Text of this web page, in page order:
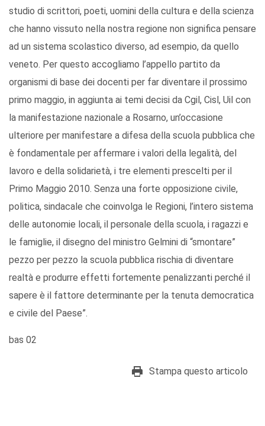
studio di scrittori, poeti, uomini della cultura e della scienza
che hanno vissuto nella nostra regione non significa pensare
ad un sistema scolastico diverso, ad esempio, da quello
veneto. Per questo accogliamo l’appello partito da
organismi di base dei docenti per far diventare il prossimo
primo maggio, in aggiunta ai temi decisi da Cgil, Cisl, Uil con
la manifestazione nazionale a Rosarno, un’occasione
ulteriore per manifestare a difesa della scuola pubblica che
è fondamentale per affermare i valori della legalità, del
lavoro e della solidarietà, i tre elementi prescelti per il
Primo Maggio 2010. Senza una forte opposizione civile,
politica, sindacale che coinvolga le Regioni, l’intero sistema
delle autonomie locali, il personale della scuola, i ragazzi e
le famiglie, il disegno del ministro Gelmini di “smontare”
pezzo per pezzo la scuola pubblica rischia di diventare
realtà e produrre effetti fortemente penalizzanti perché il
sapere è il fattore determinante per la tenuta democratica
e civile del Paese”.
bas 02
Stampa questo articolo